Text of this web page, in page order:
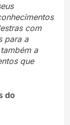
com
para a
a
que
do